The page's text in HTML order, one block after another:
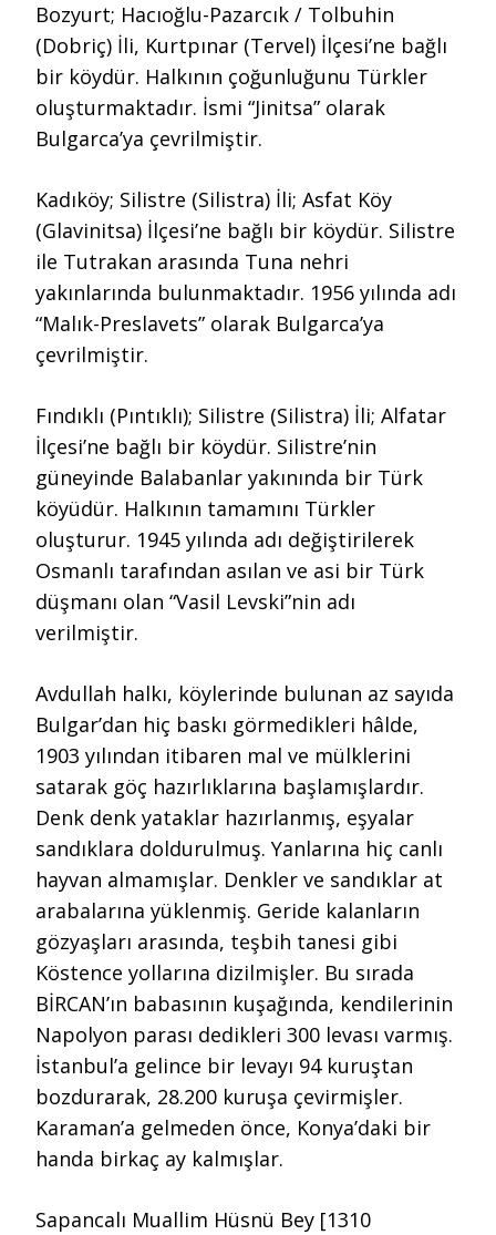
Bozyurt; Hacıoğlu-Pazarcık / Tolbuhin
(Dobriç) İli, Kurtpınar (Tervel) İlçesi’ne bağlı
bir köydür. Halkının çoğunluğunu Türkler
oluşturmaktadır. İsmi “Jinitsa” olarak
Bulgarca’ya çevrilmiştir.
Kadıköy; Silistre (Silistra) İli; Asfat Köy
(Glavinitsa) İlçesi’ne bağlı bir köydür. Silistre
ile Tutrakan arasında Tuna nehri
yakınlarında bulunmaktadır. 1956 yılında adı
“Malık-Preslavets” olarak Bulgarca’ya
çevrilmiştir.
Fındıklı (Pıntıklı); Silistre (Silistra) İli; Alfatar
İlçesi’ne bağlı bir köydür. Silistre’nin
güneyinde Balabanlar yakınında bir Türk
köyüdür. Halkının tamamını Türkler
oluşturur. 1945 yılında adı değiştirilerek
Osmanlı tarafından asılan ve asi bir Türk
düşmanı olan “Vasil Levski”nin adı
verilmiştir.
Avdullah halkı, köylerinde bulunan az sayıda
Bulgar’dan hiç baskı görmedikleri hâlde,
1903 yılından itibaren mal ve mülklerini
satarak göç hazırlıklarına başlamışlardır.
Denk denk yataklar hazırlanmış, eşyalar
sandıklara doldurulmuş. Yanlarına hiç canlı
hayvan almamışlar. Denkler ve sandıklar at
arabalarına yüklenmiş. Geride kalanların
gözyaşları arasında, teşbih tanesi gibi
Köstence yollarına dizilmişler. Bu sırada
BİRCAN’ın babasının kuşağında, kendilerinin
Napolyon parası dedikleri 300 levası varmış.
İstanbul’a gelince bir levayı 94 kuruştan
bozdurarak, 28.200 kuruşa çevirmişler.
Karaman’a gelmeden önce, Konya’daki bir
handa birkaç ay kalmışlar.
Sapancalı Muallim Hüsnü Bey [1310